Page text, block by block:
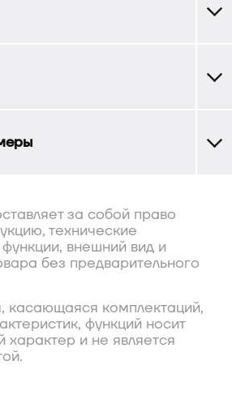
за собой право
технические
внешний вид и
без предварительного
касающаяся комплектаций,
функций носит
и не является